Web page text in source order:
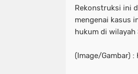
Rekonstruksi ini
mengenai kasus
hukum di wilayah
(Image/Gambar)